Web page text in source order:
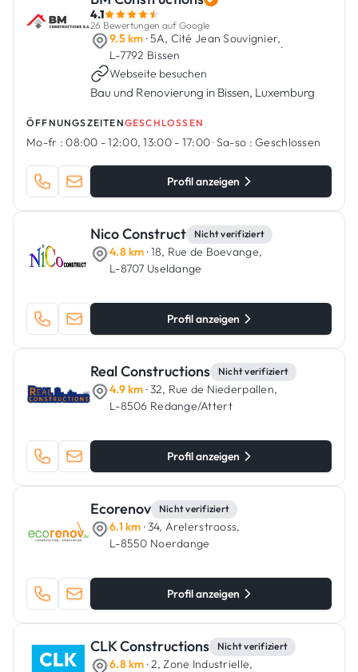
4.1
26 Bewertungen auf Google
9.5 km · 5A, Cité Jean Souvignier,
L-7792 Bissen
·
Webseite besuchen
Bau und Renovierung in Bissen, Luxemburg
ÖFFNUNGSZEITENGESCHLOSSEN
Mo-fr : 08:00 - 12:00, 13:00 - 17:00·Sa-so : Geschlossen
Profil anzeigen
Nico Construct Nicht verifiziert
4.8 km · 18, Rue de Boevange,
L-8707 Useldange
Profil anzeigen
Real Constructions Nicht verifiziert
4.9 km · 32, Rue de Niederpallen,
L-8506 Redange/Attert
Profil anzeigen
Ecorenov Nicht verifiziert
6.1 km · 34, Arelerstrooss,
L-8550 Noerdange
Profil anzeigen
CLK Constructions Nicht verifiziert
6.8 km · 2, Zone Industrielle,